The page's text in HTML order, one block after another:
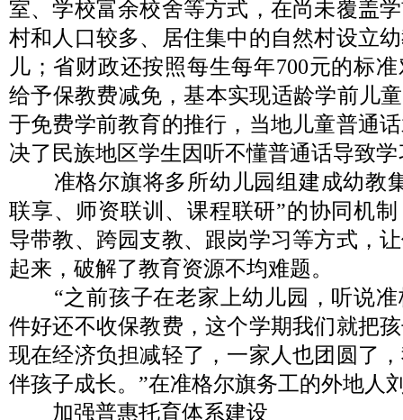
室、学校富余校舍等方式，在尚未覆盖
村和人口较多、居住集中的自然村设立
儿；省财政还按照每生每年700元的标
给予保教费减免，基本实现适龄学前儿
于免费学前教育的推行，当地儿童普通
决了民族地区学生因听不懂普通话导致
准格尔旗将多所幼儿园组建成幼教
联享、师资联训、课程联研”的协同机
导带教、跨园支教、跟岗学习等方式，
起来，破解了教育资源不均难题。
“之前孩子在老家上幼儿园，听说准
件好还不收保教费，这个学期我们就把
现在经济负担减轻了，一家人也团圆了
伴孩子成长。”在准格尔旗务工的外地人
加强普惠托育体系建设